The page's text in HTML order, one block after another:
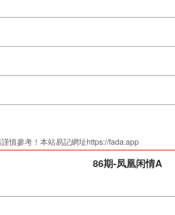
慎參考！本站易記網址https://fada.app
86期-凤凰闲情A